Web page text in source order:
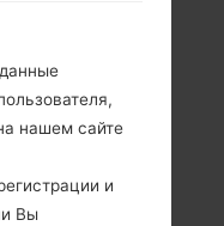
нашем сайте
и
Вы